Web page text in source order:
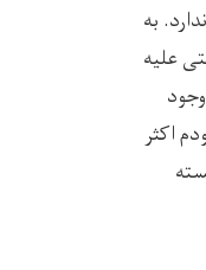
به
علیه
اکثر